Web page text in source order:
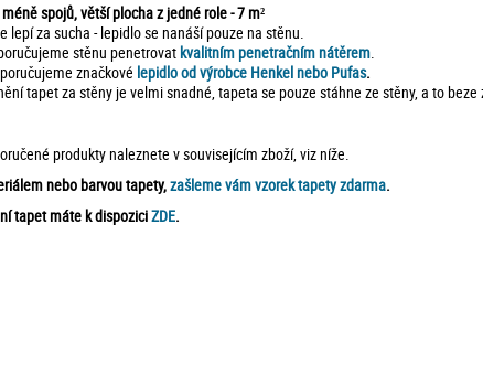
spojů, větší plocha z jedné role - 7 m²
lepí za sucha - lepidlo se nanáší pouze na stěnu.
stěnu penetrovatkvalitním penetračním nátěrem
značkové lepidlo od výrobce Henkel nebo Pufas.
tapet za stěny je velmi snadné, tapeta se pouze stáhne ze stěny, a to beze
produkty naleznete v souvisejícím zboží, viz níže.
nebo barvou tapety,zašleme vám vzorek tapety zdarma.
tapet máte k dispoziciZDE.